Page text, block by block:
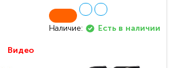
Наличие: Есть в наличии
Видео